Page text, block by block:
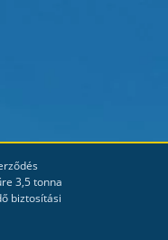
3,5 tonna
biztosítási